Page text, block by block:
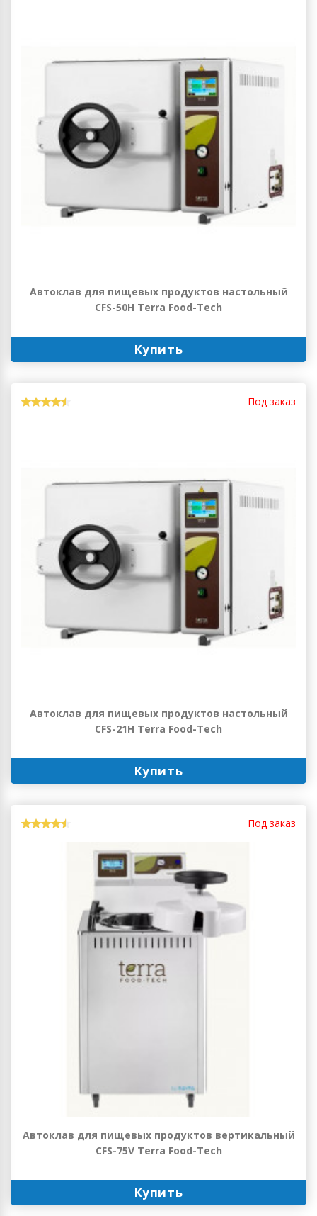
Автоклав для пищевых продуктов настольный
CFS-50H Terra Food-Tech
Купить
Под заказ
Автоклав для пищевых продуктов настольный
CFS-21H Terra Food-Tech
Купить
Под заказ
Автоклав для пищевых продуктов вертикальный
CFS-75V Terra Food-Tech
Купить